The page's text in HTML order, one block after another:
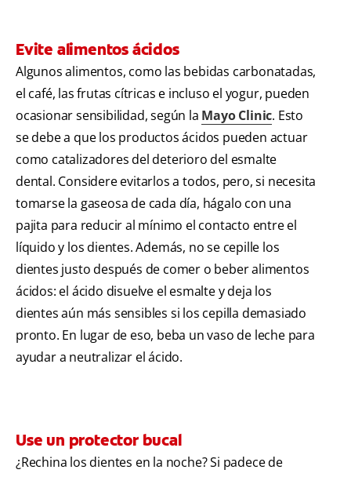
Evite alimentos ácidos
Algunos alimentos, como las bebidas carbonatadas,
el café, las frutas cítricas e incluso el yogur, pueden
ocasionar sensibilidad, según la Mayo Clinic. Esto
se debe a que los productos ácidos pueden actuar
como catalizadores del deterioro del esmalte
dental. Considere evitarlos a todos, pero, si necesita
tomarse la gaseosa de cada día, hágalo con una
pajita para reducir al mínimo el contacto entre el
líquido y los dientes. Además, no se cepille los
dientes justo después de comer o beber alimentos
ácidos: el ácido disuelve el esmalte y deja los
dientes aún más sensibles si los cepilla demasiado
pronto. En lugar de eso, beba un vaso de leche para
ayudar a neutralizar el ácido.
Use un protector bucal
¿Rechina los dientes en la noche? Si padece de